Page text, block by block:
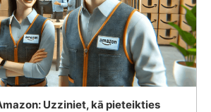
Uzziniet, kā pieteikties